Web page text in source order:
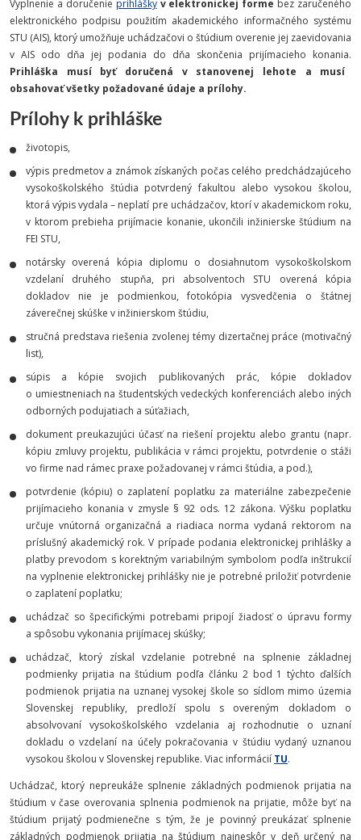
Vyplnenie a doručenie prihlášky v elektronickej forme bez zaručeného
elektronického podpisu použitím akademického informačného systému
STU (AIS), ktorý umožňuje uchádzačovi o štúdium overenie jej zaevidovania
v AIS odo dňa jej podania do dňa skončenia prijímacieho konania.
Prihláška musí byť doručená v stanovenej lehote a musí
obsahovať všetky požadované údaje a prílohy.
Prílohy k prihláške
životopis,
výpis predmetov a známok získaných počas celého predchádzajúceho
vysokoškolského štúdia potvrdený fakultou alebo vysokou školou,
ktorá výpis vydala – neplatí pre uchádzačov, ktorí v akademickom roku,
v ktorom prebieha prijímacie konanie, ukončili inžinierske štúdium na
FEI STU,
notársky overená kópia diplomu o dosiahnutom vysokoškolskom
vzdelaní druhého stupňa, pri absolventoch STU overená kópia
dokladov nie je podmienkou, fotokópia vysvedčenia o štátnej
záverečnej skúške v inžinierskom štúdiu,
stručná predstava riešenia zvolenej témy dizertačnej práce (motivačný
list),
súpis a kópie svojich publikovaných prác, kópie dokladov
o umiestneniach na študentských vedeckých konferenciách alebo iných
odborných podujatiach a súťažiach,
dokument preukazujúci účasť na riešení projektu alebo grantu (napr.
kópiu zmluvy projektu, publikácia v rámci projektu, potvrdenie o stáži
vo firme nad rámec praxe požadovanej v rámci štúdia, a pod.),
potvrdenie (kópiu) o zaplatení poplatku za materiálne zabezpečenie
prijímacieho konania v zmysle § 92 ods. 12 zákona. Výšku poplatku
určuje vnútorná organizačná a riadiaca norma vydaná rektorom na
príslušný akademický rok. V prípade podania elektronickej prihlášky a
platby prevodom s korektným variabilným symbolom podľa inštrukcií
na vyplnenie elektronickej prihlášky nie je potrebné priložiť potvrdenie
o zaplatení poplatku;
uchádzač so špecifickými potrebami pripojí žiadosť o úpravu formy
a spôsobu vykonania prijímacej skúšky;
uchádzač, ktorý získal vzdelanie potrebné na splnenie základnej
podmienky prijatia na štúdium podľa článku 2 bod 1 týchto ďalších
podmienok prijatia na uznanej vysokej škole so sídlom mimo územia
Slovenskej republiky, predloží spolu s overeným dokladom o
absolvovaní vysokoškolského vzdelania aj rozhodnutie o uznaní
dokladu o vzdelaní na účely pokračovania v štúdiu vydaný uznanou
vysokou školou v Slovenskej republike. Viac informácií TU.
Uchádzač, ktorý nepreukáže splnenie základných podmienok prijatia na
štúdium v čase overovania splnenia podmienok na prijatie, môže byť na
štúdium prijatý podmienečne s tým, že je povinný preukázať splnenie
základných podmienok prijatia na štúdium najneskôr v deň určený na